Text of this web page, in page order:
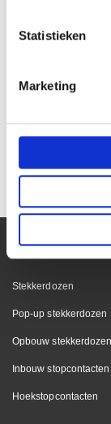
Statistieken
Marketing
4xstopcontact
€ 16,98
Stekkerdozen
Pop-up stekkerdozen
Opbouw stekkerdozen
Inbouw stopcontacten
Hoekstopcontacten